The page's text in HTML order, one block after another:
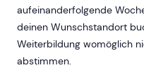
aufeinanderfolgende
deinen Wunschstandort
Weiterbildung womöglich
abstimmen.